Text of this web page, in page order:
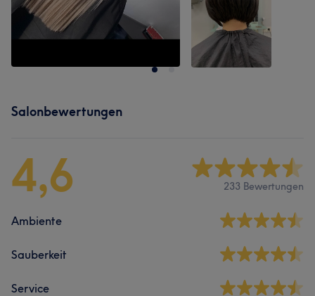
Salonbewertungen
4,6 233 Bewertungen
Ambiente
Sauberkeit
Service